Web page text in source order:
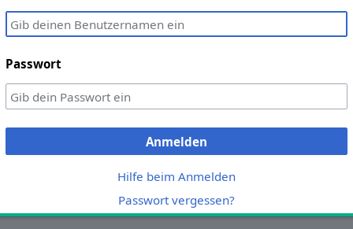
Passwort
Anmelden
Hilfe beim Anmelden
Passwort vergessen?